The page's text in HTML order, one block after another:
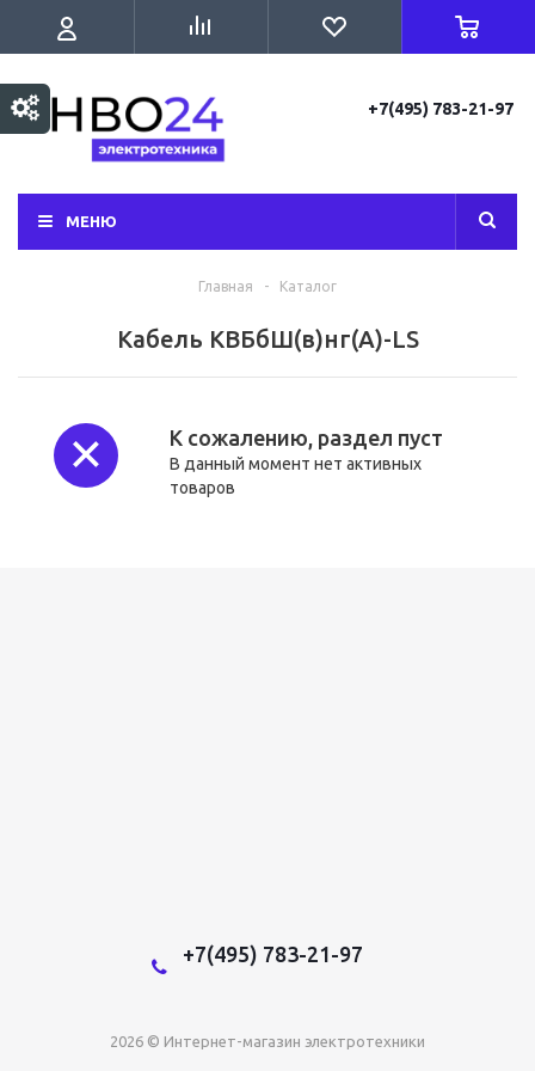
+7(495) 783-21-97
МЕНЮ
Главная - Каталог
Кабель КВБбШ(в)нг(А)-LS
К сожалению, раздел пуст
В данный момент нет активных
товаров
+7(495) 783-21-97
2026 © Интернет-магазин электротехники